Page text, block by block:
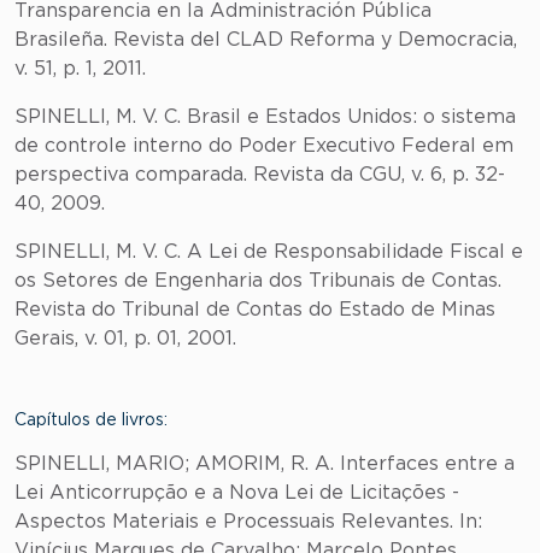
Transparencia en la Administración Pública
Brasileña. Revista del CLAD Reforma y Democracia,
v. 51, p. 1, 2011.
SPINELLI, M. V. C. Brasil e Estados Unidos: o sistema
de controle interno do Poder Executivo Federal em
perspectiva comparada. Revista da CGU, v. 6, p. 32-
40, 2009.
SPINELLI, M. V. C. A Lei de Responsabilidade Fiscal e
os Setores de Engenharia dos Tribunais de Contas.
Revista do Tribunal de Contas do Estado de Minas
Gerais, v. 01, p. 01, 2001.
Capítulos de livros:
SPINELLI, MARIO; AMORIM, R. A. Interfaces entre a
Lei Anticorrupção e a Nova Lei de Licitações -
Aspectos Materiais e Processuais Relevantes. In: